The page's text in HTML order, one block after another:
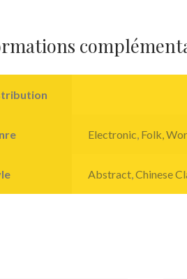
Electronic, Folk,
Abstract,Chinese